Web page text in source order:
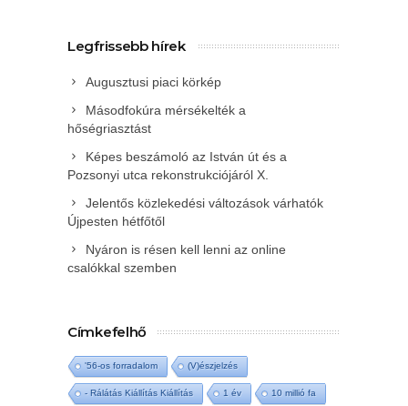
Legfrissebb hírek
Augusztusi piaci körkép
Másodfokúra mérsékelték a
hőségriasztást
Képes beszámoló az István út és a
Pozsonyi utca rekonstrukciójáról X.
Jelentős közlekedési változások várhatók
Újpesten hétfőtől
Nyáron is résen kell lenni az online
csalókkal szemben
Címkefelhő
'56-os forradalom (V)észjelzés
- Rálátás Kiállítás Kiállítás 1 év 10 millió fa